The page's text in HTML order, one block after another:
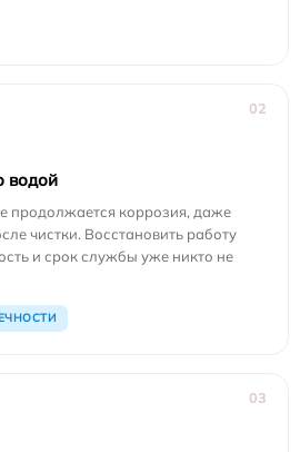
02
водой
продолжается коррозия, даже
чистки. Восстановить работу
и срок службы уже никто не
03